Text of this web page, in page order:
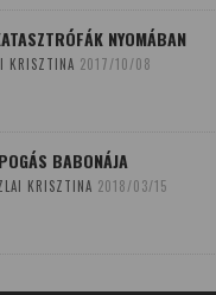
NYOMÁBAN
KRISZTINA 2017/10/08
BABONÁJA
KRISZTINA 2018/03/15